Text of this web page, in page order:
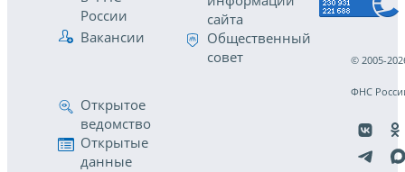
России
Вакансии
сайта
Общественный
совет
Открытое
ведомство
Открытые
данные
© 2005-
ФНС